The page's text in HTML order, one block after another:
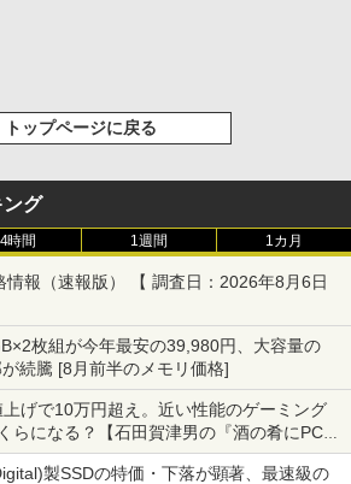
トップページに戻る
グ
時間 1週間 1カ月
情報（速報版） 【 調査日：2026年8月6日
枚組が今年最安の39,980円、大容量の
続騰 [8月前半のメモリ価格]
げで10万円超え。近い性能のゲーミング
らになる？【石田賀津男の『酒の肴にPCゲ
製SSDの特価・下落が顕著、最速級の